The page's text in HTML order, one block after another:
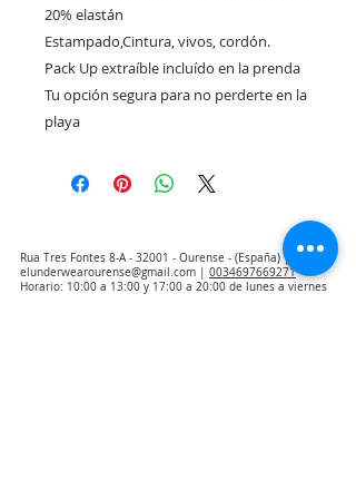
20% elastán
Estampado,Cintura, vivos, cordón.
Pack Up extraíble incluído en la prenda
Tu opción segura para no perderte en la
playa
Rua Tres Fontes 8-A - 32001 - Ourense - (España) |
elunderwearourense@gmail.com
0034697669271
Horario: 10:00 a 13:00 y 17:00 a 20:00 de lunes a viernes